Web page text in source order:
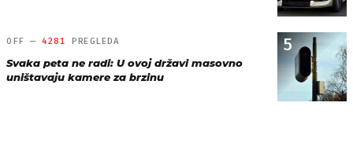
5
OFF —4281 PREGLEDA
Svaka peta ne radi: U ovoj državi masovno
uništavaju kamere za brzinu